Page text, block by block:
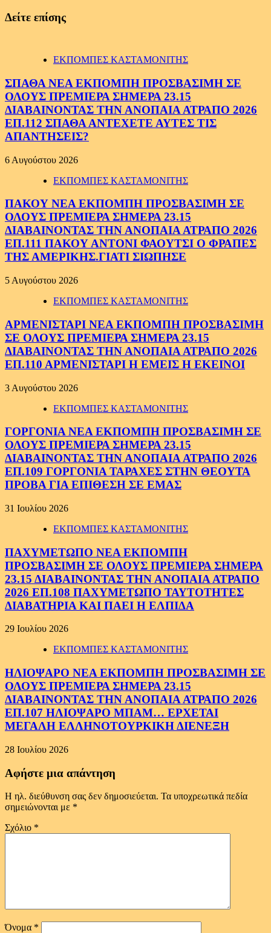
Δείτε επίσης
ΕΚΠΟΜΠΕΣ ΚΑΣΤΑΜΟΝΙΤΗΣ
ΣΠΑΘΑ ΝΕΑ ΕΚΠΟΜΠΗ ΠΡΟΣΒΑΣΙΜΗ ΣΕ
ΟΛΟΥΣ ΠΡΕΜΙΕΡΑ ΣΗΜΕΡΑ 23.15
ΔΙΑΒΑΙΝΟΝΤΑΣ ΤΗΝ ΑΝΟΠΑΙΑ ΑΤΡΑΠΟ 2026
ΕΠ.112 ΣΠΑΘΑ ΑΝΤΕΧΕΤΕ ΑΥΤΕΣ ΤΙΣ
ΑΠΑΝΤΗΣΕΙΣ?
6 Αυγούστου 2026
ΕΚΠΟΜΠΕΣ ΚΑΣΤΑΜΟΝΙΤΗΣ
ΠΑΚΟΥ ΝΕΑ ΕΚΠΟΜΠΗ ΠΡΟΣΒΑΣΙΜΗ ΣΕ
ΟΛΟΥΣ ΠΡΕΜΙΕΡΑ ΣΗΜΕΡΑ 23.15
ΔΙΑΒΑΙΝΟΝΤΑΣ ΤΗΝ ΑΝΟΠΑΙΑ ΑΤΡΑΠΟ 2026
ΕΠ.111 ΠΑΚΟΥ ΑΝΤΟΝΙ ΦΑΟΥΤΣΙ Ο ΦΡΑΠΕΣ
ΤΗΣ ΑΜΕΡΙΚΗΣ.ΓΙΑΤΙ ΣΙΩΠΗΣΕ
5 Αυγούστου 2026
ΕΚΠΟΜΠΕΣ ΚΑΣΤΑΜΟΝΙΤΗΣ
ΑΡΜΕΝΙΣΤΑΡΙ ΝΕΑ ΕΚΠΟΜΠΗ ΠΡΟΣΒΑΣΙΜΗ
ΣΕ ΟΛΟΥΣ ΠΡΕΜΙΕΡΑ ΣΗΜΕΡΑ 23.15
ΔΙΑΒΑΙΝΟΝΤΑΣ ΤΗΝ ΑΝΟΠΑΙΑ ΑΤΡΑΠΟ 2026
ΕΠ.110 ΑΡΜΕΝΙΣΤΑΡΙ Η ΕΜΕΙΣ Η ΕΚΕΙΝΟΙ
3 Αυγούστου 2026
ΕΚΠΟΜΠΕΣ ΚΑΣΤΑΜΟΝΙΤΗΣ
ΓΟΡΓΟΝΙΑ ΝΕΑ ΕΚΠΟΜΠΗ ΠΡΟΣΒΑΣΙΜΗ ΣΕ
ΟΛΟΥΣ ΠΡΕΜΙΕΡΑ ΣΗΜΕΡΑ 23.15
ΔΙΑΒΑΙΝΟΝΤΑΣ ΤΗΝ ΑΝΟΠΑΙΑ ΑΤΡΑΠΟ 2026
ΕΠ.109 ΓΟΡΓΟΝΙΑ ΤΑΡΑΧΕΣ ΣΤΗΝ ΘΕΟΥΤΑ
ΠΡΟΒΑ ΓΙΑ ΕΠΙΘΕΣΗ ΣΕ ΕΜΑΣ
31 Ιουλίου 2026
ΕΚΠΟΜΠΕΣ ΚΑΣΤΑΜΟΝΙΤΗΣ
ΠΑΧΥΜΕΤΩΠΟ ΝΕΑ ΕΚΠΟΜΠΗ
ΠΡΟΣΒΑΣΙΜΗ ΣΕ ΟΛΟΥΣ ΠΡΕΜΙΕΡΑ ΣΗΜΕΡΑ
23.15 ΔΙΑΒΑΙΝΟΝΤΑΣ ΤΗΝ ΑΝΟΠΑΙΑ ΑΤΡΑΠΟ
2026 ΕΠ.108 ΠΑΧΥΜΕΤΩΠΟ ΤΑΥΤΟΤΗΤΕΣ
ΔΙΑΒΑΤΗΡΙΑ ΚΑΙ ΠΑΕΙ Η ΕΛΠΙΔΑ
29 Ιουλίου 2026
ΕΚΠΟΜΠΕΣ ΚΑΣΤΑΜΟΝΙΤΗΣ
ΗΛΙΟΨΑΡΟ ΝΕΑ ΕΚΠΟΜΠΗ ΠΡΟΣΒΑΣΙΜΗ ΣΕ
ΟΛΟΥΣ ΠΡΕΜΙΕΡΑ ΣΗΜΕΡΑ 23.15
ΔΙΑΒΑΙΝΟΝΤΑΣ ΤΗΝ ΑΝΟΠΑΙΑ ΑΤΡΑΠΟ 2026
ΕΠ.107 ΗΛΙΟΨΑΡΟ ΜΠΑΜ… ΕΡΧΕΤΑΙ
ΜΕΓΑΛΗ ΕΛΛΗΝΟΤΟΥΡΚΙΚΗ ΔΙΕΝΕΞΗ
28 Ιουλίου 2026
Αφήστε μια απάντηση
Η ηλ. διεύθυνση σας δεν δημοσιεύεται. Τα υποχρεωτικά πεδία
σημειώνονται με *
Σχόλιο *
Όνομα *